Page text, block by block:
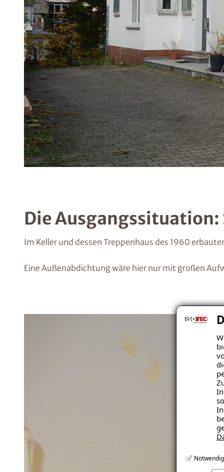
Notwendig
Die
Im Keller und dessen Treppenhaus des 1960
Eine Außenabdichtung wäre hier nur mit großen